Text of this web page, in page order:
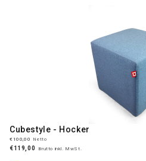
Cubestyle - Hocker
€100,00 Netto
€119,00 Brutto inkl. MwSt.